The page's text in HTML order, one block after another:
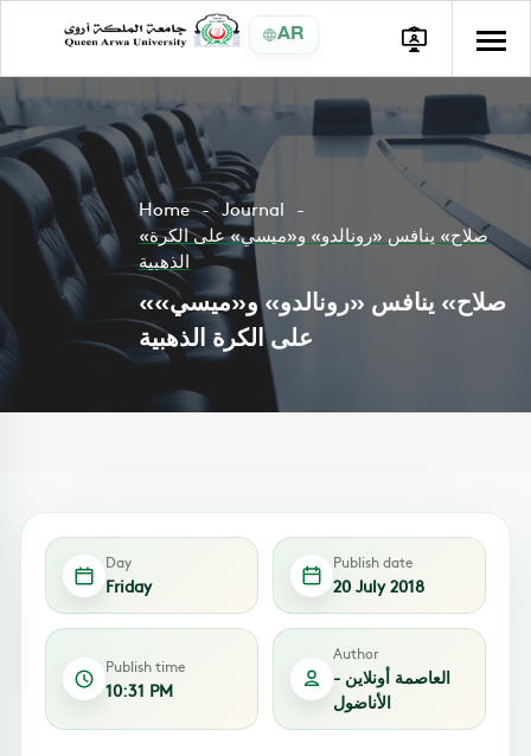
AR
Home
Journal
«صلاح» ينافس «رونالدو» و«ميسي» على الكرة
الذهبية
«صلاح» ينافس «رونالدو» و«ميسي»
على الكرة الذهبية
Day
Friday
Publish date
20 July 2018
Publish time
10:31 PM
Author
العاصمة أونلاين -
الأناضول